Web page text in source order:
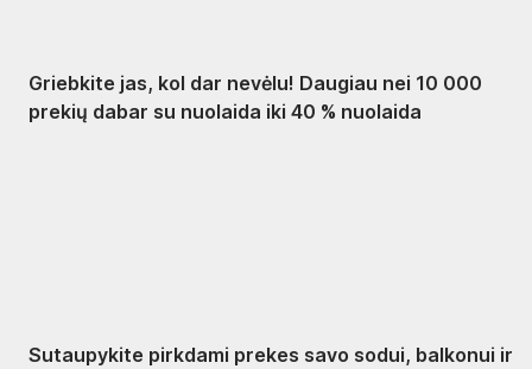
Griebkite jas, kol dar nevėlu! Daugiau nei 10 000
prekių dabar su nuolaida iki 40 % nuolaida
Sutaupykite pirkdami prekes savo sodui, balkonui ir